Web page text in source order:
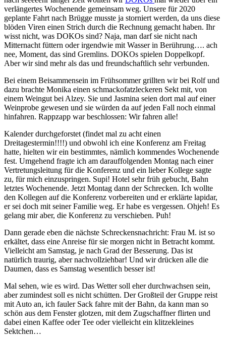
verlängertes Wochenende gemeinsam weg. Unsere für 2020
geplante Fahrt nach Brügge musste ja storniert werden, da uns diese
blöden Viren einen Strich durch die Rechnung gemacht haben. Ihr
wisst nicht, was DOKOs sind? Naja, man darf sie nicht nach
Mitternacht füttern oder irgendwie mit Wasser in Berührung…. ach
nee, Moment, das sind Gremlins. DOKOs spielen Doppelkopf.
Aber wir sind mehr als das und freundschaftlich sehr verbunden.
Bei einem Beisammensein im Frühsommer grillten wir bei Rolf und
dazu brachte Monika einen schmackofatzleckeren Sekt mit, von
einem Weingut bei Alzey. Sie und Jasmina seien dort mal auf einer
Weinprobe gewesen und sie würden da auf jeden Fall noch einmal
hinfahren. Rappzapp war beschlossen: Wir fahren alle!
Kalender durchgeforstet (findet mal zu acht einen
Dreitagestermin!!!!) und obwohl ich eine Konferenz am Freitag
hatte, hielten wir ein bestimmtes, nämlich kommendes Wochenende
fest. Umgehend fragte ich am darauffolgenden Montag nach einer
Vertretungsleitung für die Konferenz und ein lieber Kollege sagte
zu, für mich einzuspringen. Supi! Hotel sehr früh gebucht, Bahn
letztes Wochenende. Jetzt Montag dann der Schrecken. Ich wollte
den Kollegen auf die Konferenz vorbereiten und er erklärte lapidar,
er sei doch mit seiner Familie weg. Er habe es vergessen. Ohjeh! Es
gelang mir aber, die Konferenz zu verschieben. Puh!
Dann gerade eben die nächste Schreckensnachricht: Frau M. ist so
erkältet, dass eine Anreise für sie morgen nicht in Betracht kommt.
Vielleicht am Samstag, je nach Grad der Besserung. Das ist
natürlich traurig, aber nachvollziehbar! Und wir drücken alle die
Daumen, dass es Samstag wesentlich besser ist!
Mal sehen, wie es wird. Das Wetter soll eher durchwachsen sein,
aber zumindest soll es nicht schütten. Der Großteil der Gruppe reist
mit Auto an, ich fauler Sack fahre mit der Bahn, da kann man so
schön aus dem Fenster glotzen, mit dem Zugschaffner flirten und
dabei einen Kaffee oder Tee oder vielleicht ein klitzekleines
Sektchen…